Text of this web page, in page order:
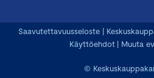
©
Saavutettavuusseloste |
Käyttöehdot | Muuta